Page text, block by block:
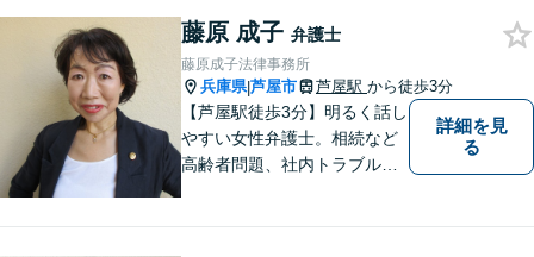
ます。 お困りの方は、お気軽
にご相談ください。
藤原 成子 弁護士
藤原成子法律事務所
兵庫県|芦屋市 芦屋駅 から徒歩3分
【芦屋駅徒歩3分】明るく話し
やすい女性弁護士。相続など
高齢者問題、社内トラブル
詳細を見
る